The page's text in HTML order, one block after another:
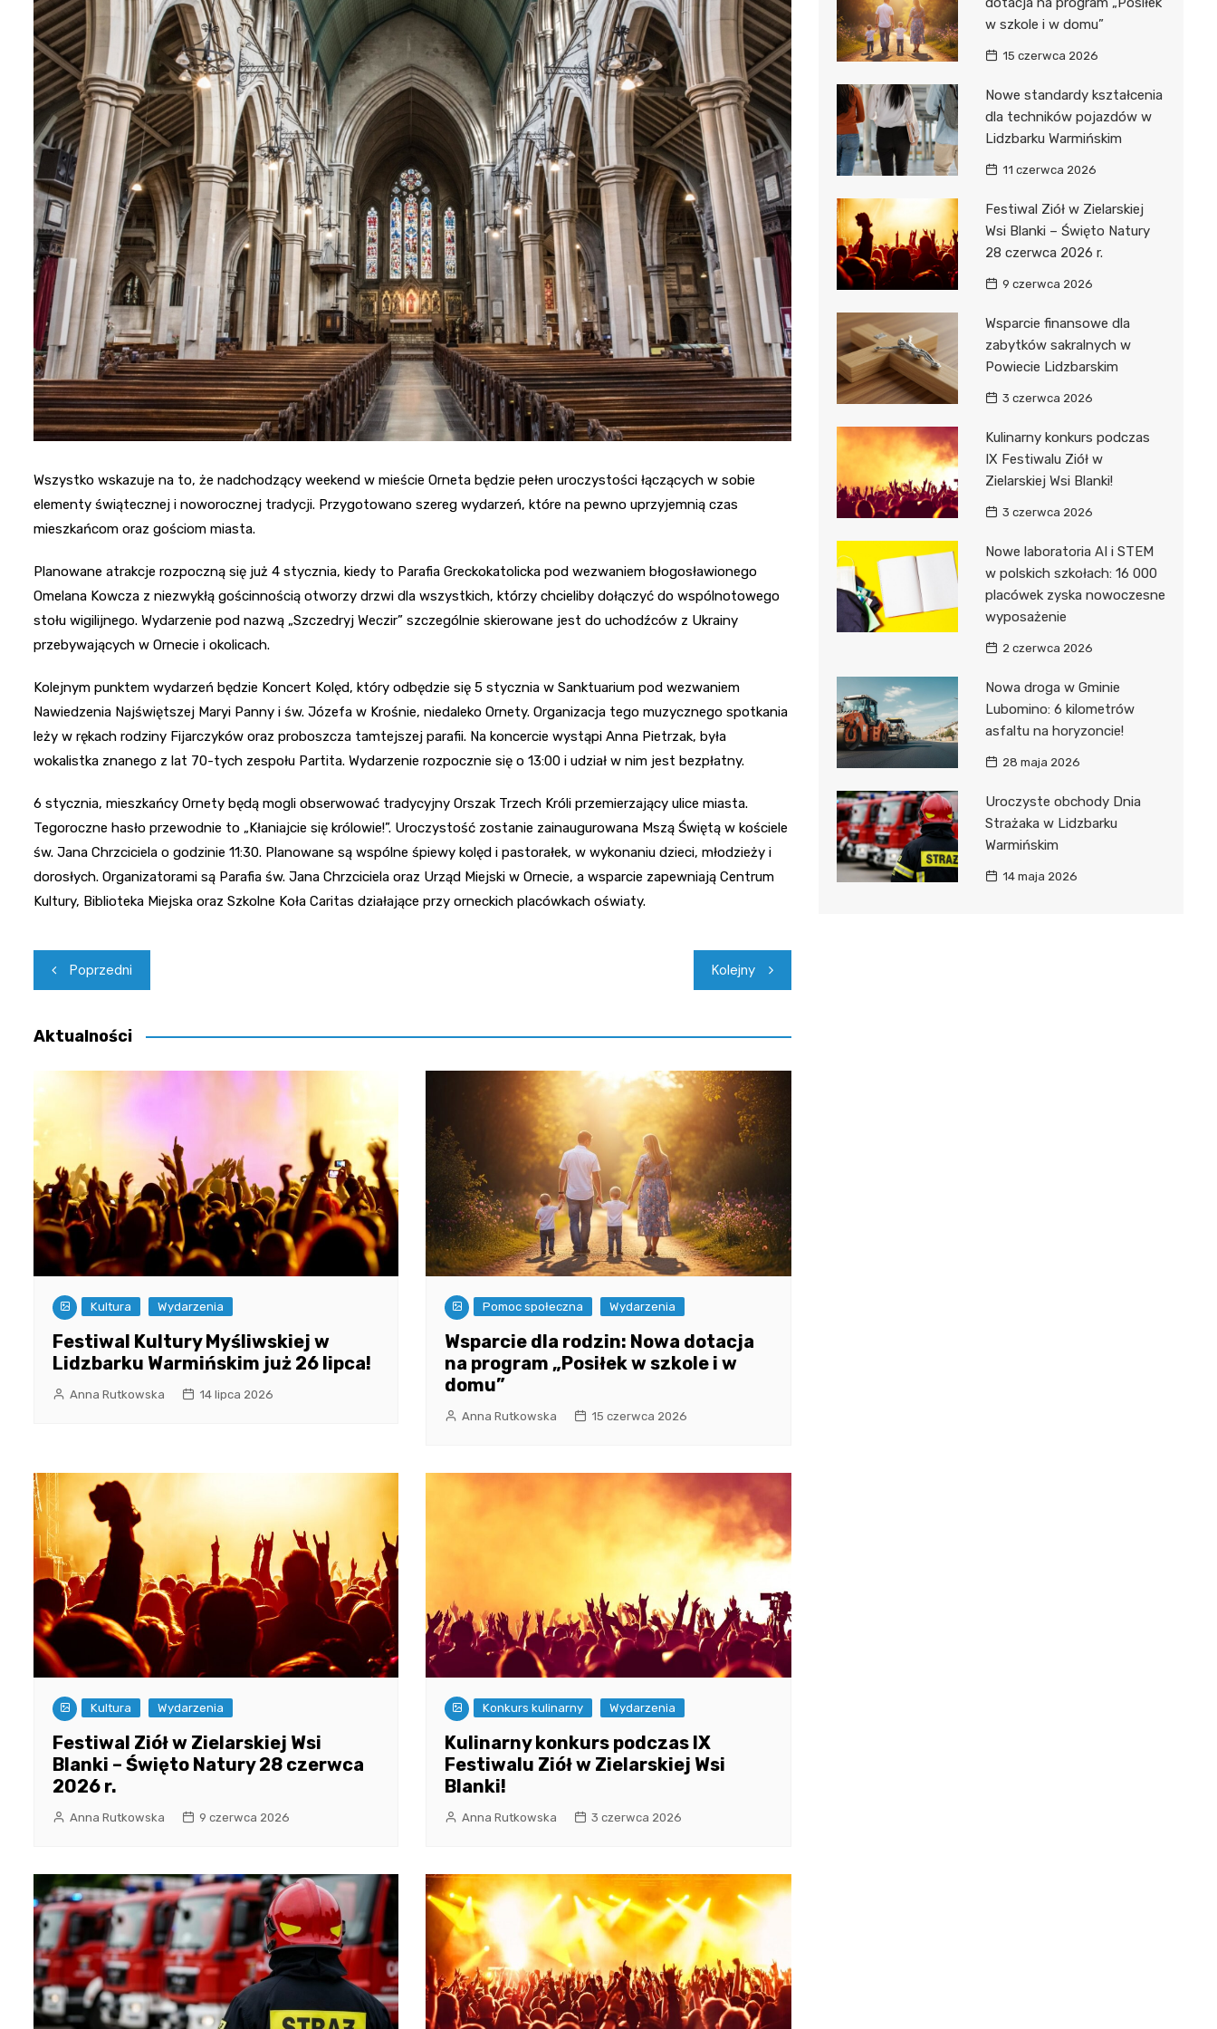
Wszystko wskazuje na to, że nadchodzący weekend w mieście Orneta będzie pełen uroczystości łączących w sobie
elementy świątecznej i noworocznej tradycji. Przygotowano szereg wydarzeń, które na pewno uprzyjemnią czas
mieszkańcom oraz gościom miasta.
Planowane atrakcje rozpoczną się już 4 stycznia, kiedy to Parafia Greckokatolicka pod wezwaniem błogosławionego
Omelana Kowcza z niezwykłą gościnnością otworzy drzwi dla wszystkich, którzy chcieliby dołączyć do wspólnotowego
stołu wigilijnego. Wydarzenie pod nazwą „Szczedryj Weczir” szczególnie skierowane jest do uchodźców z Ukrainy
przebywających w Ornecie i okolicach.
Kolejnym punktem wydarzeń będzie Koncert Kolęd, który odbędzie się 5 stycznia w Sanktuarium pod wezwaniem
Nawiedzenia Najświętszej Maryi Panny i św. Józefa w Krośnie, niedaleko Ornety. Organizacja tego muzycznego spotkania
leży w rękach rodziny Fijarczyków oraz proboszcza tamtejszej parafii. Na koncercie wystąpi Anna Pietrzak, była
wokalistka znanego z lat 70-tych zespołu Partita. Wydarzenie rozpocznie się o 13:00 i udział w nim jest bezpłatny.
6 stycznia, mieszkańcy Ornety będą mogli obserwować tradycyjny Orszak Trzech Króli przemierzający ulice miasta.
Tegoroczne hasło przewodnie to „Kłaniajcie się królowie!”. Uroczystość zostanie zainaugurowana Mszą Świętą w kościele
św. Jana Chrzciciela o godzinie 11:30. Planowane są wspólne śpiewy kolęd i pastorałek, w wykonaniu dzieci, młodzieży i
dorosłych. Organizatorami są Parafia św. Jana Chrzciciela oraz Urząd Miejski w Ornecie, a wsparcie zapewniają Centrum
Kultury, Biblioteka Miejska oraz Szkolne Koła Caritas działające przy orneckich placówkach oświaty.
Nawigacja
wpisu
Poprzedni Kolejny
Aktualności
Kultura Wydarzenia
Festiwal Kultury Myśliwskiej w
Lidzbarku Warmińskim już 26 lipca!
Anna Rutkowska 14 lipca 2026
Pomoc społeczna Wydarzenia
Wsparcie dla rodzin: Nowa dotacja
na program „Posiłek w szkole i w
domu”
Anna Rutkowska 15 czerwca 2026
Kultura Wydarzenia
Festiwal Ziół w Zielarskiej Wsi
Blanki – Święto Natury 28 czerwca
2026 r.
Anna Rutkowska 9 czerwca 2026
Konkurs kulinarny Wydarzenia
Kulinarny konkurs podczas IX
Festiwalu Ziół w Zielarskiej Wsi
Blanki!
Anna Rutkowska 3 czerwca 2026
w szkole i w domu”
15 czerwca 2026
Nowe standardy kształcenia
dla techników pojazdów w
Lidzbarku Warmińskim
11 czerwca 2026
Festiwal Ziół w Zielarskiej
Wsi Blanki – Święto Natury
28 czerwca 2026 r.
9 czerwca 2026
Wsparcie finansowe dla
zabytków sakralnych w
Powiecie Lidzbarskim
3 czerwca 2026
Kulinarny konkurs podczas
IX Festiwalu Ziół w
Zielarskiej Wsi Blanki!
3 czerwca 2026
Nowe laboratoria AI i STEM
w polskich szkołach: 16 000
placówek zyska nowoczesne
wyposażenie
2 czerwca 2026
Nowa droga w Gminie
Lubomino: 6 kilometrów
asfaltu na horyzoncie!
28 maja 2026
Uroczyste obchody Dnia
Strażaka w Lidzbarku
Warmińskim
14 maja 2026